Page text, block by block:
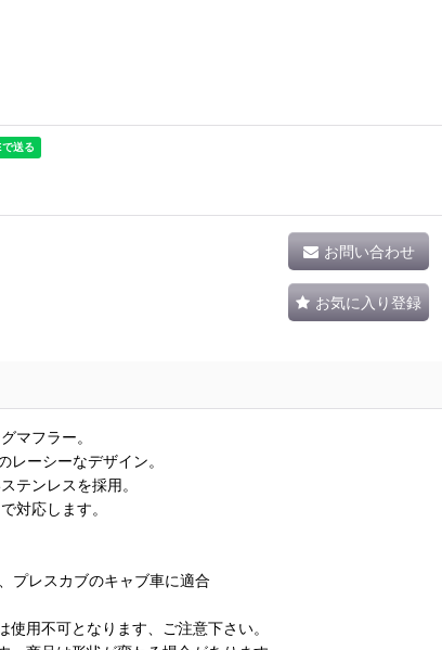
お問い合わせ
お気に入り登録
マフラー。
ーシーなデザイン。
テンレスを採用。
対応します。
プレスカブのキャブ車に適合
用不可となります、ご注意下さい。